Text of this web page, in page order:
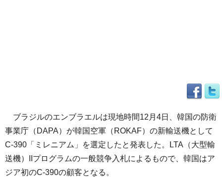
ブラジルのエンブラエルは現地時間12月4日、韓国の防衛
事業庁（DAPA）が韓国空軍（ROKAF）の新輸送機として
C-390「ミレニアム」を選定したと発表した。LTA（大型輸
送機）IIプログラムの一般競争入札によるもので、韓国はア
ジア初のC-390の顧客となる。